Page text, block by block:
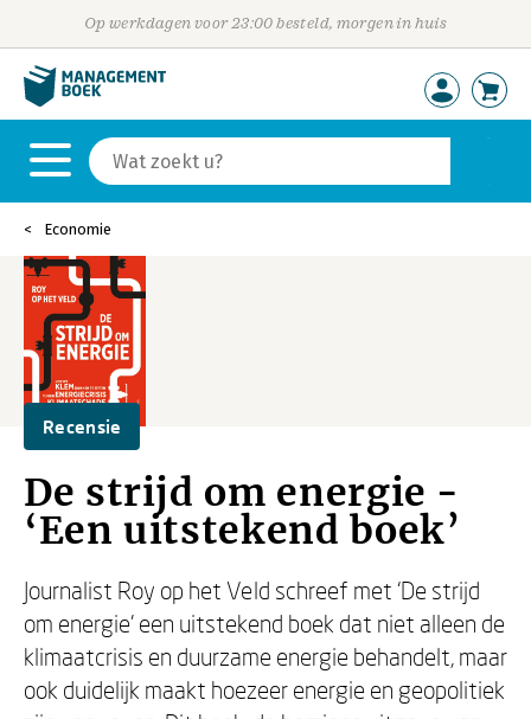
Op werkdagen voor 23:00 besteld, morgen in huis
Economie
Recensie
De strijd om energie -
‘Een uitstekend boek’
Journalist Roy op het Veld schreef met ‘De strijd
om energie’ een uitstekend boek dat niet alleen de
klimaatcrisis en duurzame energie behandelt, maar
ook duidelijk maakt hoezeer energie en geopolitiek